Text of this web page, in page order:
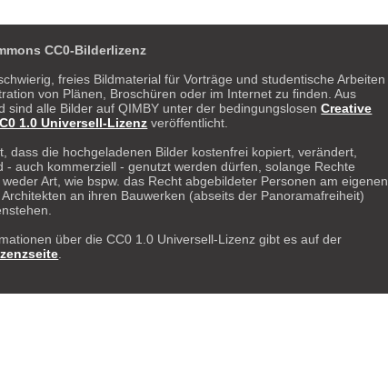
CC0-Bilderlizenz
freies Bildmaterial für Vorträge und studentische Arbeiten
von Plänen, Broschüren oder im Internet zu finden. Aus
sind alle Bilder auf QIMBY unter der bedingungslosenCreative
1.0 Universell-Lizenz veröffentlicht.
dass die hochgeladenen Bilder kostenfrei kopiert, verändert,
- auch kommerziell - genutzt werden dürfen, solange Rechte
Art, wie bspw. das Recht abgebildeter Personen am eigenen
an ihren Bauwerken (abseits der Panoramafreiheit)
über die CC0 1.0 Universell-Lizenz gibt es auf der